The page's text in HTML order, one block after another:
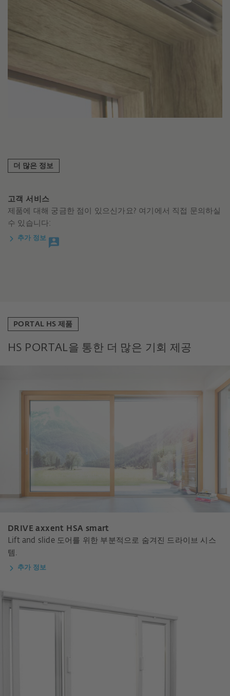
더 많은 정보
고객 서비스
제품에 대해 궁금한 점이 있으신가요? 여기에서 직접 문의하실
수 있습니다:
추가 정보
PORTAL HS 제품
HS PORTAL을 통한 더 많은 기회 제공
DRIVE axxent HSA smart
Lift and slide 도어를 위한 부분적으로 숨겨진 드라이브 시스
템.
추가 정보